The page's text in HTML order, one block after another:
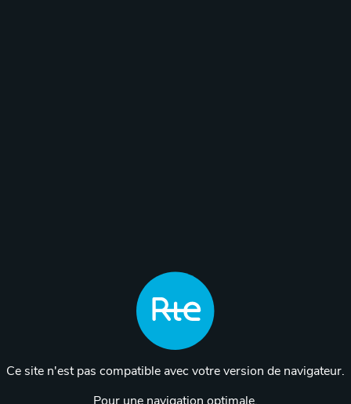
Ce site n'est pas compatible avec votre version de navigateur.